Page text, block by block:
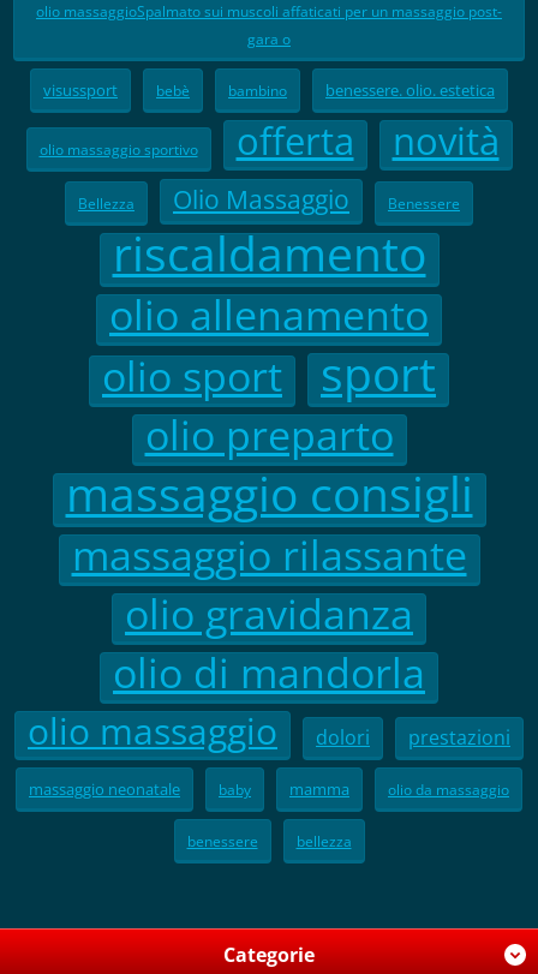
olio massaggioSpalmato sui muscoli affaticati per un massaggio post-
gara o
visussport bebè bambino benessere. olio. estetica
olio massaggio sportivo offerta novità
Bellezza Olio Massaggio Benessere
riscaldamento
olio allenamento
olio sport
sport
olio preparto
massaggio consigli
massaggio rilassante
olio gravidanza
olio di mandorla
olio massaggio dolori prestazioni
massaggio neonatale baby mamma olio da massaggio
benessere bellezza
Categorie